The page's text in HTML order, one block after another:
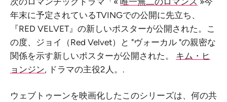
年末に予定されているTVINGでの公開に先立ち、
『RED VELVET』の新しいポスターが公開された。こ
の度、ジョイ（Red Velvet）と "ヴォーカル "の親密な
関係を示す新しいポスターが公開された。 キム・ヒ
ョンジン, ドラマの主役2人。.
ウェブトゥーンを映画化したこのシリーズは、何の共